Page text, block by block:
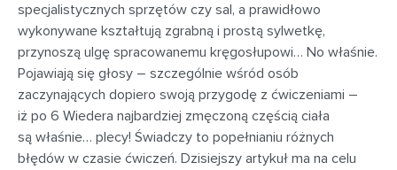
specjalistycznych sprzętów czy sal, a prawidłowo
wykonywane kształtują zgrabną i prostą sylwetkę,
przynoszą ulgę spracowanemu kręgosłupowi… No właśnie.
Pojawiają się głosy – szczególnie wśród osób
zaczynających dopiero swoją przygodę z ćwiczeniami –
iż po 6 Wiedera najbardziej zmęczoną częścią ciała
są właśnie… plecy! Świadczy to popełnianiu różnych
błędów w czasie ćwiczeń. Dzisiejszy artykuł ma na celu